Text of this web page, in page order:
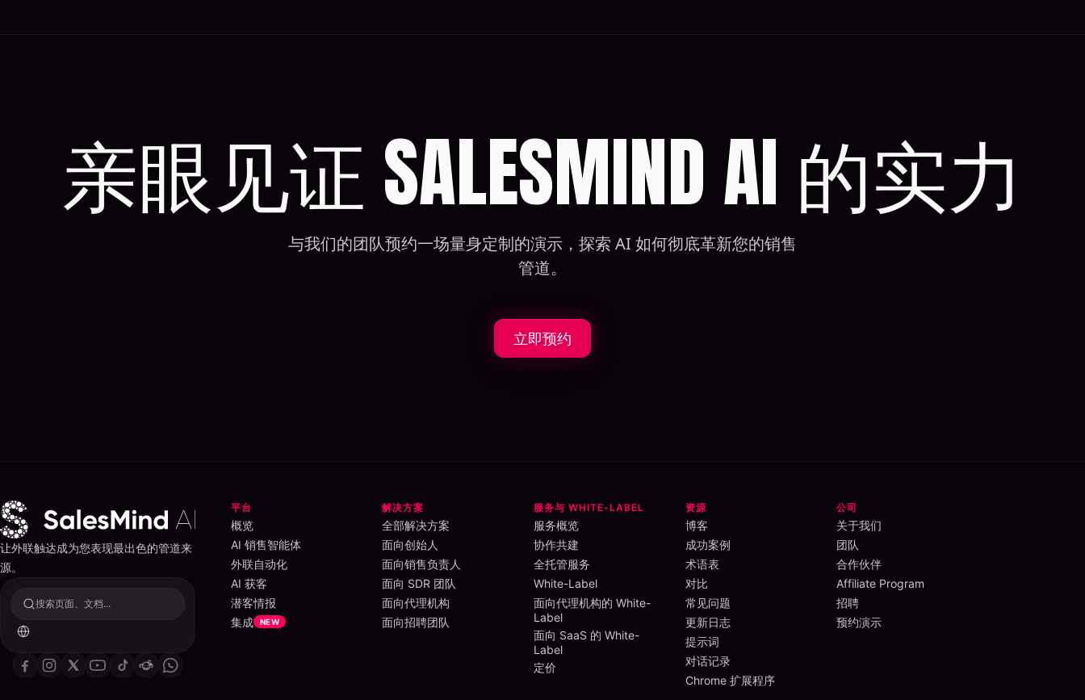
亲眼见证 SALESMIND AI 的实力
与我们的团队预约一场量身定制的演示，探索 AI 如何彻底革新您的销售
管道。
立即预约
让外联触达成为您表现最出色的管道来
源。
搜索页面、文档...
平台
概览
AI 销售智能体
外联自动化
AI 获客
潜客情报
集成
NEW
解决方案
全部解决方案
面向创始人
面向销售负责人
面向 SDR 团队
面向代理机构
面向招聘团队
服务与 WHITE-LABEL
服务概览
协作共建
全托管服务
White-Label
面向代理机构的 White-
Label
面向 SaaS 的 White-
Label
定价
资源
博客
成功案例
术语表
对比
常见问题
更新日志
提示词
对话记录
Chrome 扩展程序
公司
关于我们
团队
合作伙伴
Affiliate Program
招聘
预约演示